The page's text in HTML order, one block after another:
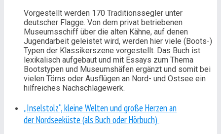
Vorgestellt werden 170 Traditionssegler unter
deutscher Flagge. Von dem privat betriebenen
Museumsschiff über die alten Kähne, auf denen
Jugendarbeit geleistet wird, werden hier viele (Boots-)
Typen der Klassikerszene vorgestellt. Das Buch ist
lexikalisch aufgebaut und mit Essays zum Thema
Bootstypen und Museumshäfen ergänzt und somit bei
vielen Törns oder Ausflügen an Nord- und Ostsee ein
hilfreiches Nachschlagewerk.
„Inselstolz“, kleine Welten und große Herzen an
der Nordseeküste (als Buch oder Hörbuch)